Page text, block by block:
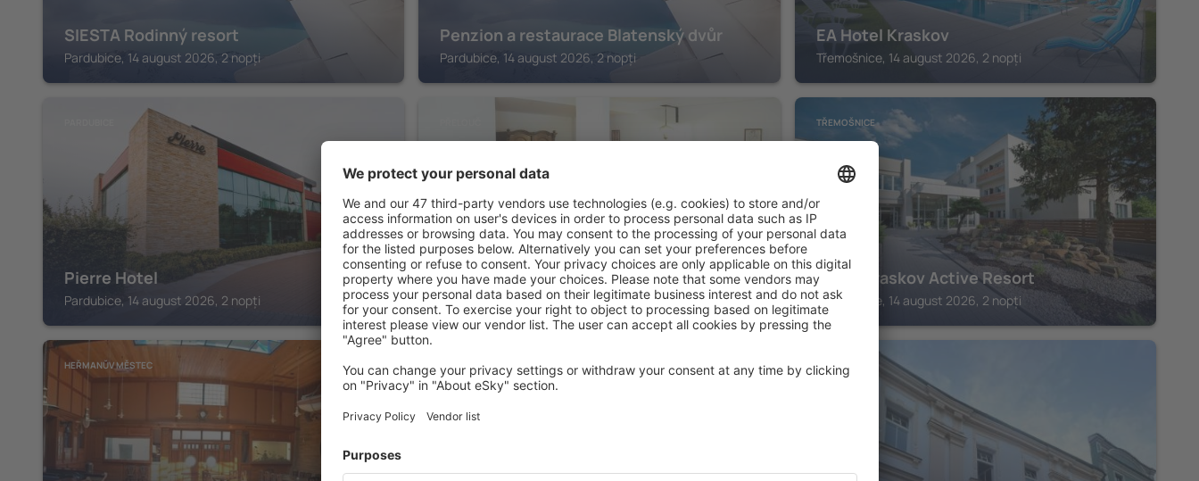
SIESTA Rodinný resort
Pardubice, 14 august 2026, 2 nopți
Penzion a restaurace Blatenský dvůr
Pardubice, 14 august 2026, 2 nopți
EA Hotel Kraskov
Třemošnice, 14 august 2026, 2 nopți
Pierre Hotel
Pardubice, 14 august 2026, 2 nopți
Pension Na Staré Poště
Přelouč, 14 august 2026, 2 nopți
TŘEMOŠNICE
Hotel Kraskov Active Resort
Třemošnice, 14 august 2026, 2 nopți
HEŘMANŬV MĚSTEC SEČ PARDUBICE